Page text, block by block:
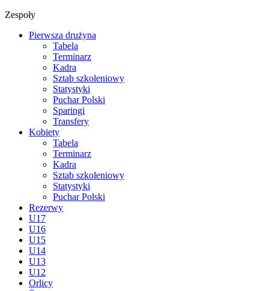
Zespoły
Pierwsza drużyna
Tabela
Terminarz
Kadra
Sztab szkoleniowy
Statystyki
Puchar Polski
Sparingi
Transfery
Kobiety
Tabela
Terminarz
Kadra
Sztab szkoleniowy
Statystyki
Puchar Polski
Rezerwy
U17
U16
U15
U14
U13
U12
Orlicy